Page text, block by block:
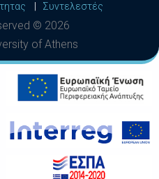
Συντελεστές
© 2026
of Athens